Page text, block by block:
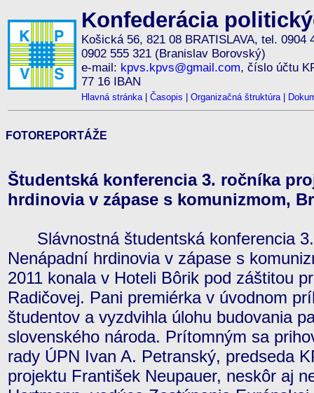
Konfederácia
Košická 56, 821 08 BRATISLAVA, tel. 0904
0902 555 321 (Branislav Borovský)
e-mail: kpvs.kpvs@gmail.com, číslo účtu
77 16 IBAN
Hlavná stránka| Časopis Organizačná štruktúra|
FOTOREPORTÁŽE
Študentská konferencia 3. ročníka
hrdinovia v zápase s komunizmom,
Slávnostná študentská konferencia
Nenápadní hrdinovia v zápase s
2011 konala v Hoteli Bôrik pod záštitou
Radičovej. Pani premiérka v úvodnom
študentov a vyzdvihla úlohu budovania
slovenského národa. Prítomným sa
rady ÚPN Ivan A. Petranský, predseda
projektu František Neupauer, neskôr aj